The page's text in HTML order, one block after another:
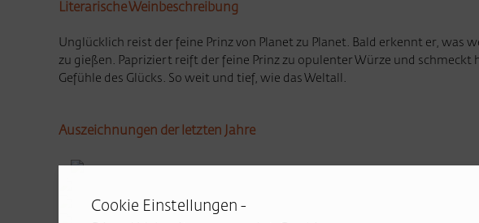
Literarische Weinbeschreibung
Unglücklich reist der feine Prinz von Planet zu Planet. Bald erkennt er,
zu gießen. Papriziert reift der feine Prinz zu opulenter Würze und
Gefühle des Glücks. So weit und tief, wie das Weltall.
Auszeichnungen der letzten Jahre
Cookie Einstellungen -